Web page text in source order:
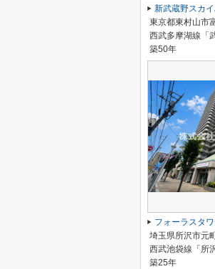
新武蔵野スカ
東京都東村山市
西武多摩湖線「
築50年
フォーラスタ
埼玉県所沢市元
西武池袋線「所
築25年